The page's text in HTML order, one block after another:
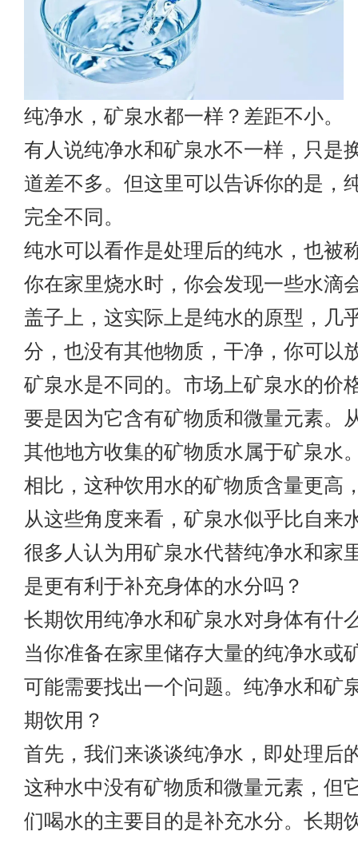
纯净水，矿泉水都一样？差距不小。
有人说纯净水和矿泉水不一样，只是
道差不多。但这里可以告诉你的是，
完全不同。
纯水可以看作是处理后的纯水，也被
你在家里烧水时，你会发现一些水滴
盖子上，这实际上是纯水的原型，几
分，也没有其他物质，干净，你可以
矿泉水是不同的。市场上矿泉水的价
要是因为它含有矿物质和微量元素。
其他地方收集的矿物质水属于矿泉水
相比，这种饮用水的矿物质含量更高
从这些角度来看，矿泉水似乎比自来
很多人认为用矿泉水代替纯净水和家
是更有利于补充身体的水分吗？
长期饮用纯净水和矿泉水对身体有什
当你准备在家里储存大量的纯净水或
可能需要找出一个问题。纯净水和矿
期饮用？
首先，我们来谈谈纯净水，即处理后
这种水中没有矿物质和微量元素，但
们喝水的主要目的是补充水分。长期